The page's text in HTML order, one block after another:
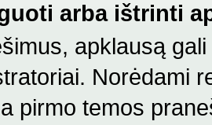
arba ištrinti
apklausą
Norėdami
pirmo temos